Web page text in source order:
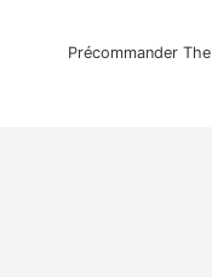
Précommander